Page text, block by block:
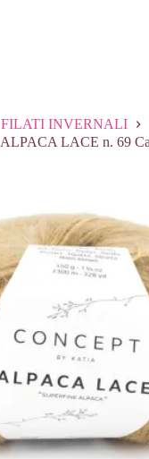
FILATI INVERNALI
ALPACA LACE n. 69